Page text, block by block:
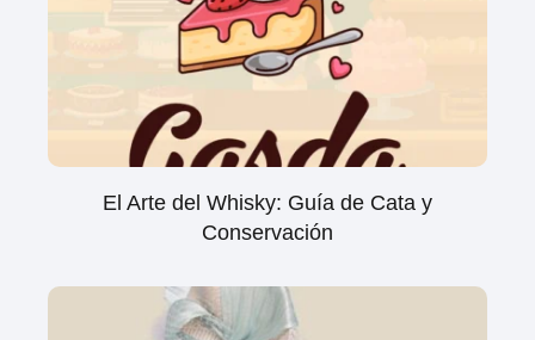
El Arte del Whisky: Guía de Cata y
Conservación